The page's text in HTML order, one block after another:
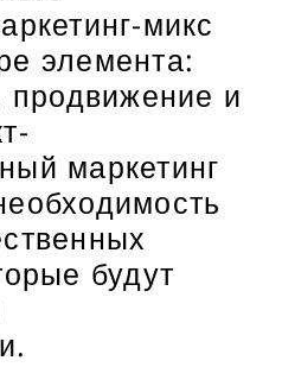
микс
элемента:
продвижение и
маркетинг
будут